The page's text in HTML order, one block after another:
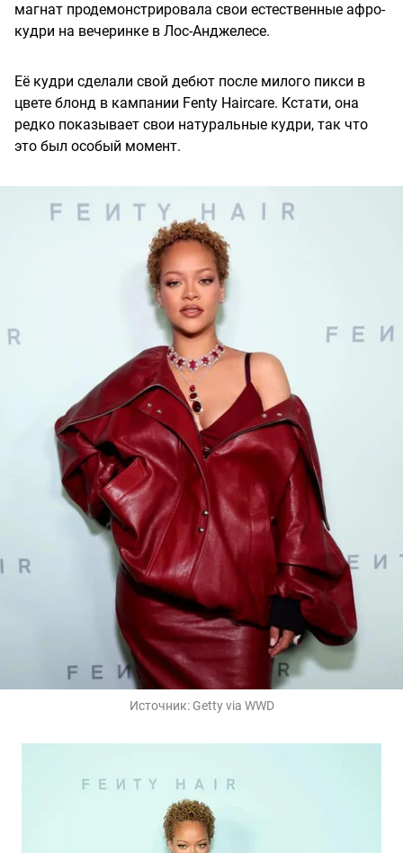
магнат продемонстрировала свои естественные афро-
кудри на вечеринке в Лос-Анджелесе.
Её кудри сделали свой дебют после милого пикси в
цвете блонд в кампании Fenty Haircare. Кстати, она
редко показывает свои натуральные кудри, так что
это был особый момент.
Источник: Getty via WWD